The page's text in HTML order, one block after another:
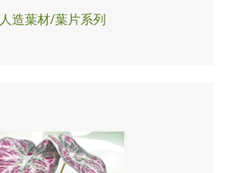
人造葉材/葉片系列